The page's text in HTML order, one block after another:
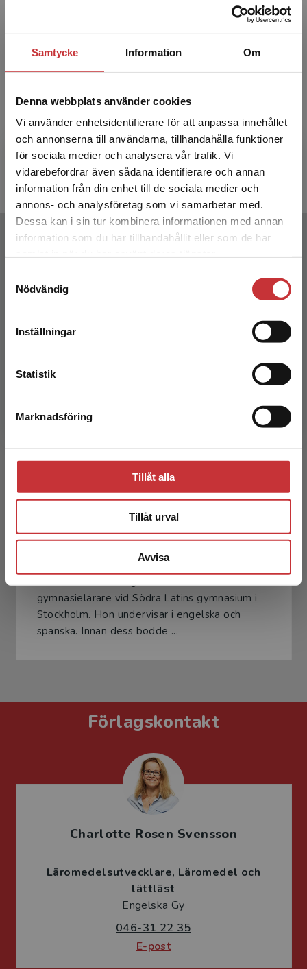
Samtycke Information Om
Denna webbplats använder cookies
Vi använder enhetsidentifierare för att anpassa innehållet
och annonserna till användarna, tillhandahålla funktioner
för sociala medier och analysera vår trafik. Vi
vidarebefordrar även sådana identifierare och annan
information från din enhet till de sociala medier och
annons- och analysföretag som vi samarbetar med.
Dessa kan i sin tur kombinera informationen med annan
information som du har tillhandahållit eller som de har
Nödvändig
Inställningar
Statistik
Marknadsföring
Tillåt alla
Tillåt urval
Avvisa
Begränsad fraktregion
Det verkar som att du besöker
studentlitteratur.se via en enhet utanför Sverige.
Vi erbjuder inte leveranser utanför Sverige. För
att kunna slutföra ett köp måste
Lärarpaket - Digitalt + Tryckt
Stern Frisenfelds, C - Santiago
Pettersson, A-C
1 039 krinkl. moms
Exkl. moms: 980 kr
371 kr
Exkl.
Författare
läromedelsförfattare. Hon bor numera i USA.
Ann-Christin Santiago Pettersson är
gymnasielärare vid Södra Latins gymnasium i
Stockholm. Hon undervisar i engelska och
spanska. Innan dess bodde ...
Förlagskontakt
Charlotte Rosen Svensson
Läromedelsutvecklare Läromedel och
lättläst
Engelska Gy
046-31 22 35
E-post